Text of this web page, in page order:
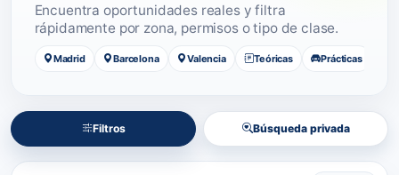
Encuentra oportunidades reales y filtra
rápidamente por zona, permisos o tipo de clase.
Madrid Barcelona Valencia Teóricas Prácticas
Filtros Búsqueda privada